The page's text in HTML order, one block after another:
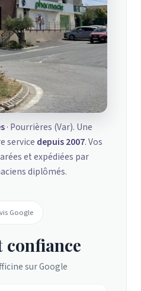
· Pourrières (Var). Une
service depuis 2007. Vos
et expédiées par
diplômés.
Google
confiance
sur Google